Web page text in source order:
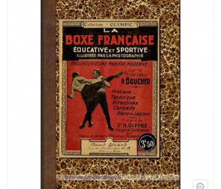
Tenues
Chaussures
Protections
Cible de frappe
Condition physique
Accessoires
Tatamis
Décoration